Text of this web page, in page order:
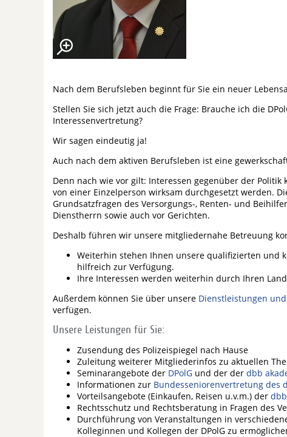
Nach dem Berufsleben beginnt für Sie ein neuer
Stellen Sie sich jetzt auch die Frage: Brauche ich die
Interessenvertretung?
Wir sagen eindeutig ja!
Auch nach dem aktiven Berufsleben ist eine
Denn nach wie vor gilt: Interessen gegenüber der
von einer Einzelperson wirksam durchgesetzt werden.
Grundsatzfragen des Versorgungs-, Renten- und
Dienstherrn sowie auch vor Gerichten.
Deshalb führen wir unsere mitgliedernahe Betreuung
Weiterhin stehen Ihnen unsere qualifizierten und
hilfreich zur Verfügung.
Ihre Interessen werden weiterhin durch Ihren
Außerdem können Sie über unsere Dienstleistungen
verfügen.
Unsere Leistungen für Sie:
Zusendung des Polizeispiegel nach Hause
Zuleitung weiterer Mitgliederinfos zu aktuellen
Seminarangebote der DPolG und der der dbb
Informationen zur Bundesseniorenvertretung des
Vorteilsangebote (Einkaufen, Reisen u.v.m.) der
Rechtsschutz und Rechtsberatung in Fragen des
Durchführung von Veranstaltungen in
Kolleginnen und Kollegen der DPolG zu